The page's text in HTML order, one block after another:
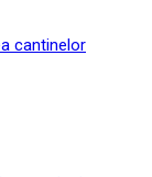
cantinelor